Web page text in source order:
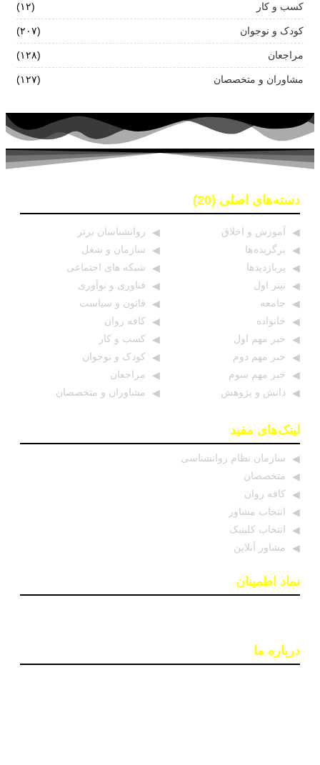
کسب و کار (۱۲)
کودک و نوجوان (۲۰۷)
مراجعان (۱۲۸)
مشاوران و متخصصان (۱۲۷)
دسته‌های اصلی (20)
آموزش و اخلاق
برگزیده ها
پربازدیدها
تیتر اول
جامعه
خانواده
خبر مهم اول
خبر مهم دوم
خبر مهم سوم
دانش و پژوهش
روانشناسان برتر
سازمان و شغل
شبکه های اجتماعی
فناوری و نوآوری
قانون و سیاست
کافه روان
کسب و کار
کودک و نوجوان
مراجعان
مشاوران و متخصصان
لینک‌های مفید
سازمان نظام روانشناسی
متخصصان
کافه روان
انتخاب مشاور
انتخاب کلینیک
مشاور آنلاین
نماد اطمینان
درباره ما